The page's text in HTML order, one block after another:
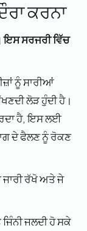
ਕਰਨਾ
ਇਸ ਸਰਜਰੀ ਵਿੱਚ
ਨੂੰ ਸਾਰੀਆਂ
ਲੋੜ ਹੁੰਦੀ ਹੈ।
ਹੈ, ਇਸ ਲਈ
ਦੇ ਫੈਲਣ ਨੂੰ ਰੋਕਣ
ਜਾਰੀ ਰੱਖੋ ਅਤੇ ਜੇ
ਜਲਦੀ ਹੋ ਸਕੇ